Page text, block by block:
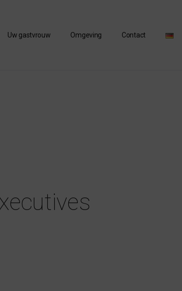
Uw gastvrouw Omgeving Contact